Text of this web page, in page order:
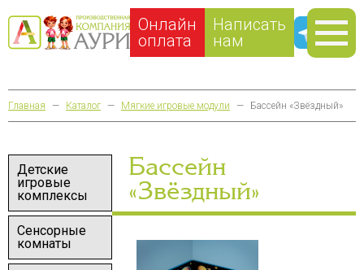
Онлайн
оплата
Написать
нам
Главная — Каталог — Мягкие игровые модули — Бассейн «Звёздный»
Детские
игровые
комплексы
Сенсорные
комнаты
Бассейн
«Звёздный»